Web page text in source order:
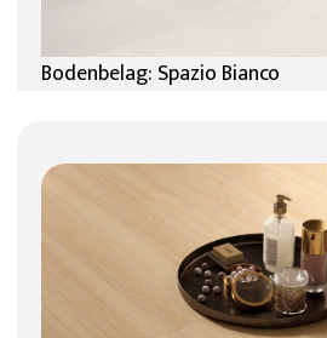
Bodenbelag: Spazio Bianco